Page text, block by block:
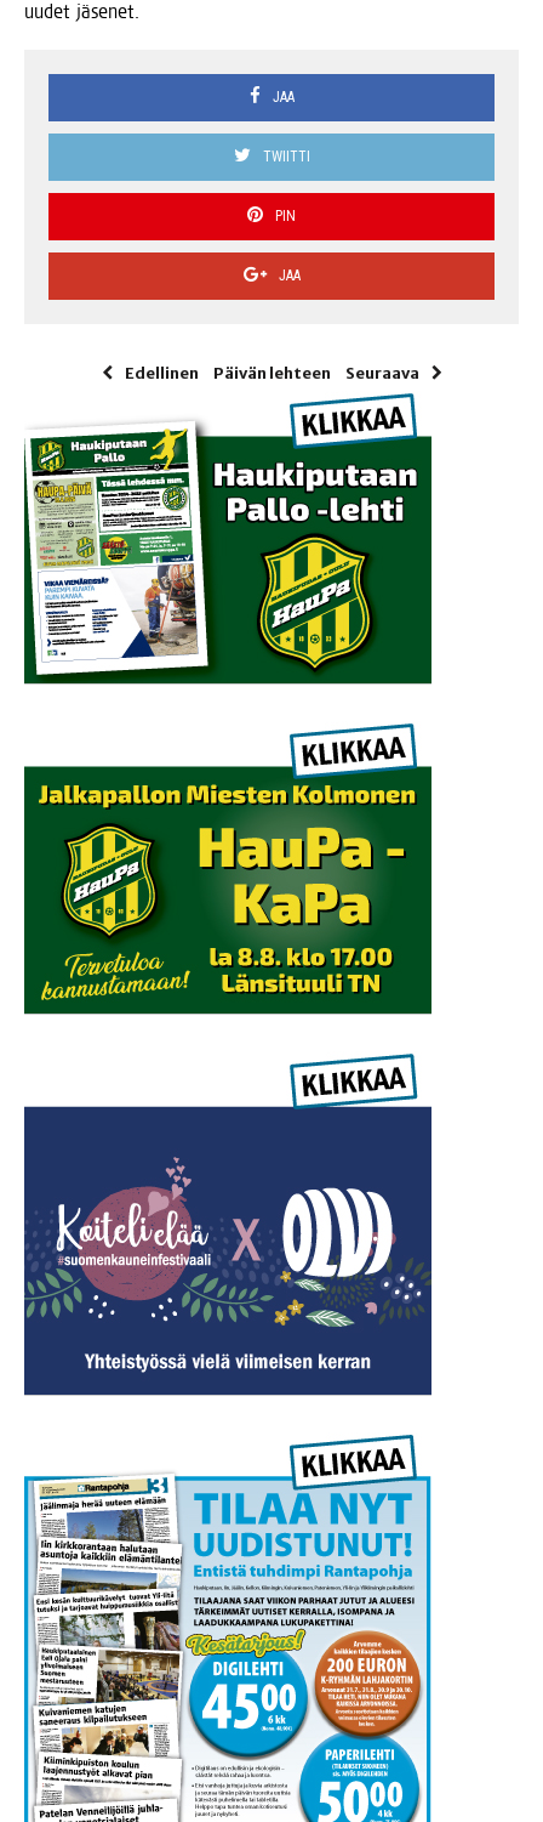
uudet jäsenet.
JAA
TWIITTI
PIN
JAA
Edellinen Päivän lehteen Seuraava